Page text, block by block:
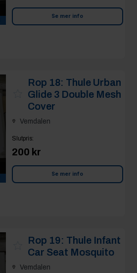
Se mer info
Rop 18: Thule Urban
Glide 3 Double Mesh
Cover
Vemdalen
Slutpris:
200 kr
Se mer info
Rop 19: Thule Infant
Car Seat Mosquito
Vemdalen